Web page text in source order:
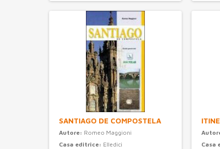
SANTIAGO DE COMPOSTELA
Autore: Romeo Maggioni
Casa editrice: Elledici
Casa